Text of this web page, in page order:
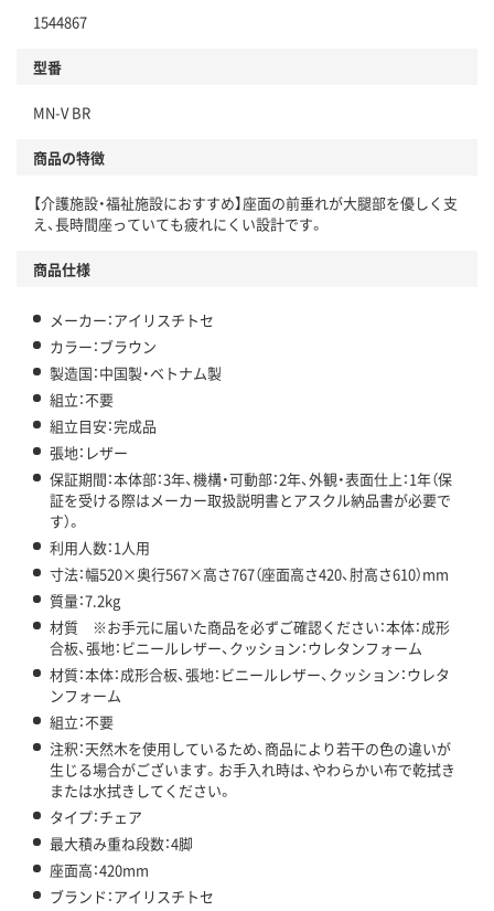
1544867
型番
MN-V BR
商品の特徴
【介護施設・福祉施設におすすめ】座面の前垂れが大腿部を優しく支
え、長時間座っていても疲れにくい設計です。
商品仕様
メーカー：アイリスチトセ
カラー：ブラウン
製造国：中国製・ベトナム製
組立：不要
組立目安：完成品
張地：レザー
保証期間：本体部：3年、機構・可動部：2年、外観・表面仕上：1年（保
証を受ける際はメーカー取扱説明書とアスクル納品書が必要で
す）。
利用人数：1人用
寸法：幅520×奥行567×高さ767（座面高さ420、肘高さ610）mm
質量：7.2kg
材質 ※お手元に届いた商品を必ずご確認ください：本体：成形
合板、張地：ビニールレザー、クッション：ウレタンフォーム
材質：本体：成形合板、張地：ビニールレザー、クッション：ウレタ
ンフォーム
組立：不要
注釈：天然木を使用しているため、商品により若干の色の違いが
生じる場合がございます。お手入れ時は、やわらかい布で乾拭き
または水拭きしてください。
タイプ：チェア
最大積み重ね段数：4脚
座面高：420mm
ブランド：アイリスチトセ